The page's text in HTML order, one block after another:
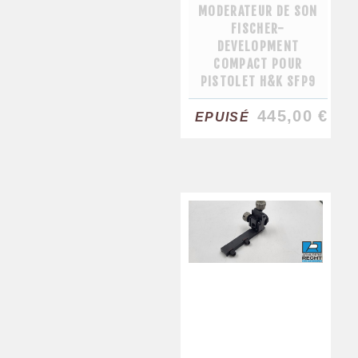
MODERATEUR DE SON
FISCHER-
DEVELOPMENT
COMPACT POUR
PISTOLET H&K SFP9
EPUISÉ 445,00 €